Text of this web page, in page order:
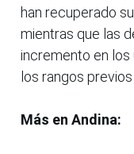
han recuperado
mientras que las
incremento en los
los rangos
Más en Andina: